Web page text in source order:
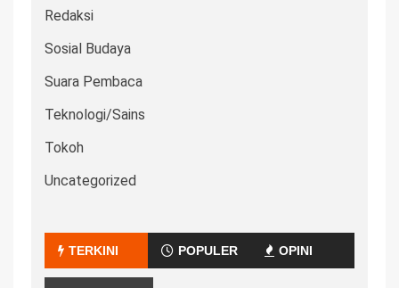
Redaksi
Sosial Budaya
Suara Pembaca
Teknologi/Sains
Tokoh
Uncategorized
TERKINI POPULER OPINI